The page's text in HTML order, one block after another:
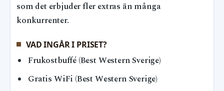
som det erbjuder fler extras än många
konkurrenter.
VAD INGÅR I PRISET?
Frukostbuffé (Best Western Sverige)
Gratis WiFi (Best Western Sverige)